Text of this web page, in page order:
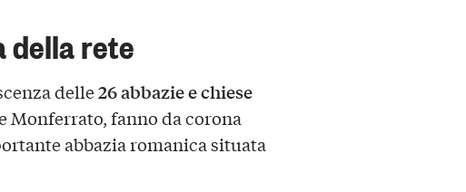
della rete
delle26abbazie e chiese
Monferrato, fanno da corona
abbazia romanica situata